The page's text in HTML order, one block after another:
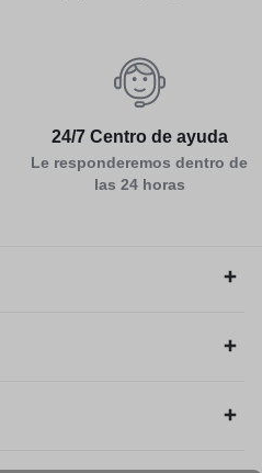
24/7 Centro de ayuda
Le responderemos dentro de
las 24 horas